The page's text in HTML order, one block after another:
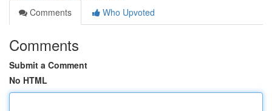
Comments
Who Upvoted
Comments
Submit a Comment
No HTML